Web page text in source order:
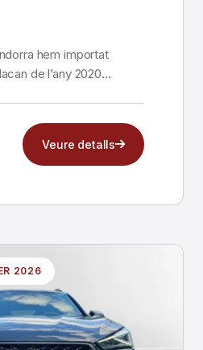
hem importat
de l’any 2020
Veure detalls
2026